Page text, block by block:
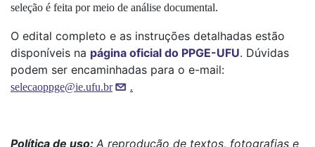
seleção é feita por meio de análise documental.
O edital completo e as instruções detalhadas estão
disponíveis na página oficial do PPGE-UFU. Dúvidas
podem ser encaminhadas para o e-mail:
selecaoppge@ie.ufu.br .
Política de uso: A reprodução de textos, fotografias e